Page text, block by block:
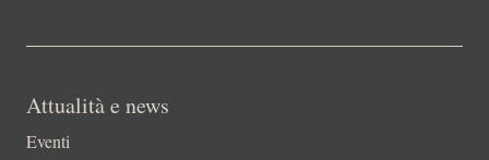
Attualità e news
Eventi